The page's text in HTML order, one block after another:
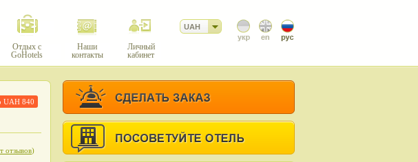
Отдых с
GoHotels
Наши
контакты
Личный
кабинет
UAH
UAH840
отзывов)